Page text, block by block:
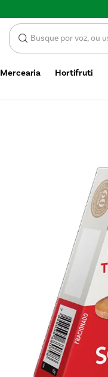
Mercearia Hortifruti